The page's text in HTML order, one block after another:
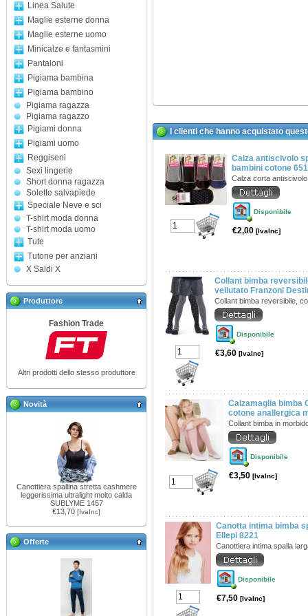
Linea Salute
Maglie esterne donna
Maglie esterne uomo
Minicalze e fantasmini
Pantaloni
Pigiama bambina
Pigiama bambino
Pigiama ragazza
Pigiama ragazzo
Pigiami donna
Pigiami uomo
Reggiseni
Sexi lingerie
Short donna ragazza
Solette salvapiede
Speciale Neve e sci
T-shirt moda donna
T-shirt moda uomo
Tute
Tutone per anziani
X Saldi X
Produttore
Fashion Trade
Altri prodotti dello stesso produttore
Novità
Canottiera spallina stretta cashmere
leggerissima ultralight molto calda
SUBLYME 1457
€13,70 [IvaInc]
Offerte
I clienti che hanno acquistato
Calza antiscivolo
bambini cotone
Calza corta
Disponibile
€2,00 [IvaInc]
Collant bimba
vellutato Franzoni
Collant bimba reversibile,
Disponibile
€3,60 [IvaInc]
Calzamaglia bimba
cotone anallergica
Collant bimba in
Disponibile
€3,50 [IvaInc]
Canotta intima bimba
Ellepi 8221
Canottiera intima spalla
Disponibile
€7,50 [IvaInc]